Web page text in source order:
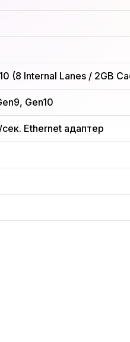
(8 Internal Lanes / 2GB
Gen10
Ethernet адаптер